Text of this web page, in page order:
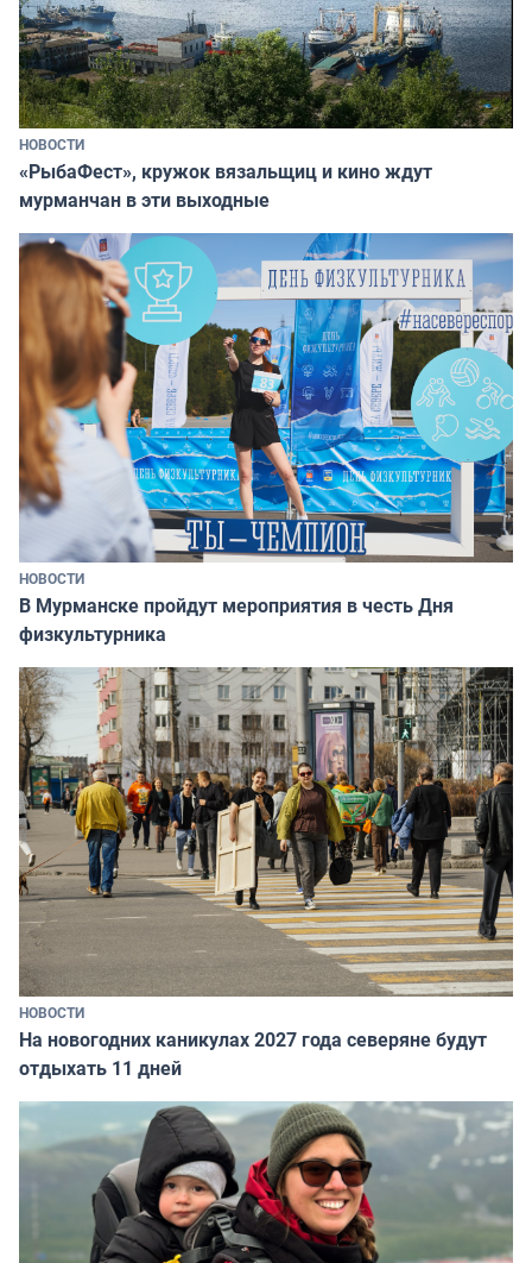
НОВОСТИ
«РыбаФест», кружок вязальщиц и кино ждут
мурманчан в эти выходные
НОВОСТИ
В Мурманске пройдут мероприятия в честь Дня
физкультурника
НОВОСТИ
На новогодних каникулах 2027 года северяне будут
отдыхать 11 дней